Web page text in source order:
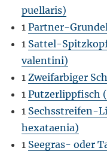
puellaris)
1Partner-
1 Sattel-
valentini)
1 Zweifarbiger
1Putzerlippfisch
1 Sechsstreifen-
hexataenia)
1 Seegras- oder